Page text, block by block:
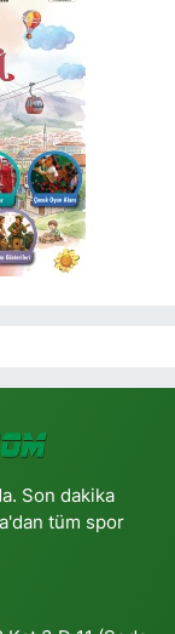
Son dakika
tüm spor